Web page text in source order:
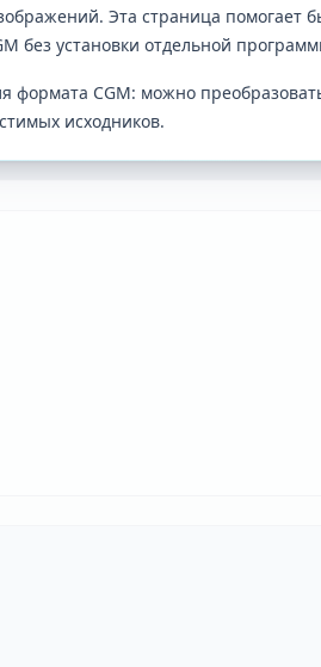
Эта страница помогает
без установки отдельной
CGM: можно
исходников.